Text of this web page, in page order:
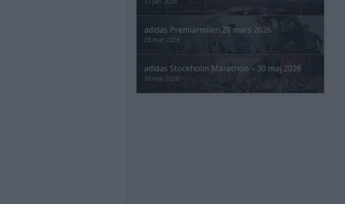
adidas Premiärmilen 28 mars 2026
28 mar 2026
adidas Stockholm Marathon – 30 maj 2026
30 maj 2026